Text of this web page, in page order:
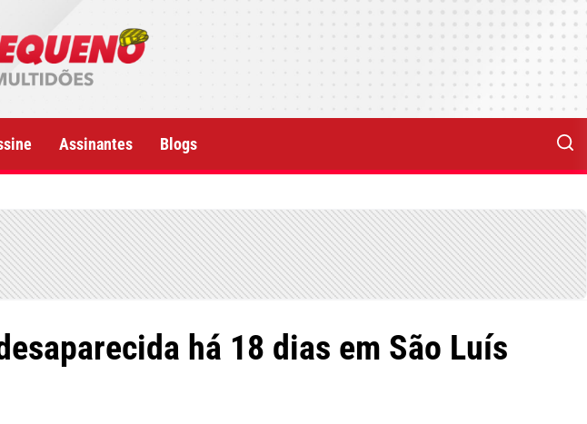
Assinantes Blogs
há 18 dias em São Luís